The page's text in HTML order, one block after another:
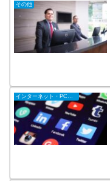
その他
インターネット・PC・携帯